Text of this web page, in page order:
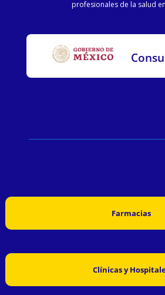
profesionales de la salud
Farmacias
Clínicas y